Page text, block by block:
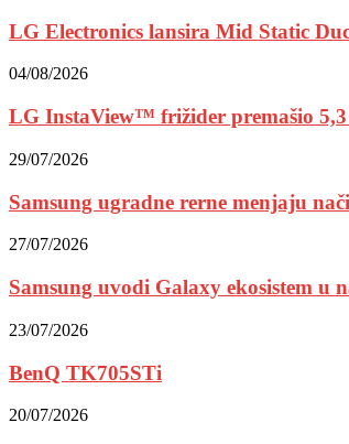
LG Electronics lansira Mid Static
04/08/2026
LG InstaView™ frižider premašio
29/07/2026
Samsung ugradne rerne menjaju
27/07/2026
Samsung uvodi Galaxy ekosistem u
23/07/2026
BenQ TK705STi
20/07/2026